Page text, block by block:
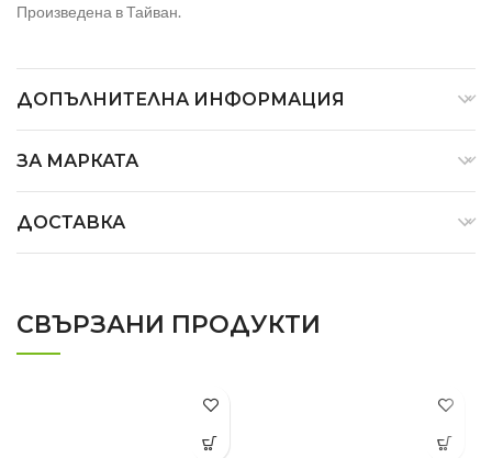
Произведена в Тайван.
ДОПЪЛНИТЕЛНА ИНФОРМАЦИЯ
ЗА МАРКАТА
ДОСТАВКА
СВЪРЗАНИ ПРОДУКТИ